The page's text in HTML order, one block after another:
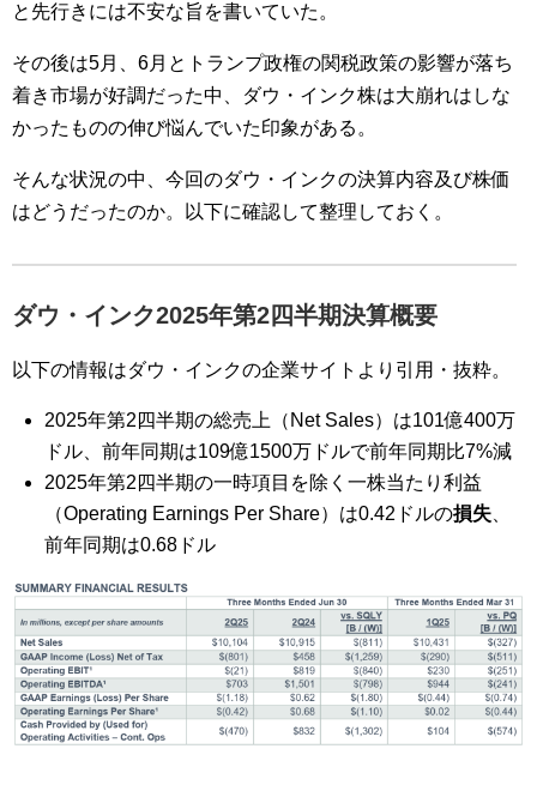
と先行きには不安な旨を書いていた。
その後は5月、6月とトランプ政権の関税政策の影響が落ち
着き市場が好調だった中、ダウ・インク株は大崩れはしな
かったものの伸び悩んでいた印象がある。
そんな状況の中、今回のダウ・インクの決算内容及び株価
はどうだったのか。以下に確認して整理しておく。
ダウ・インク2025年第2四半期決算概要
以下の情報はダウ・インクの企業サイトより引用・抜粋。
2025年第2四半期の総売上（Net Sales）は101億400万
ドル、前年同期は109億1500万ドルで前年同期比7%減
2025年第2四半期の一時項目を除く一株当たり利益
（Operating Earnings Per Share）は0.42ドルの損失
前年同期は0.68ドル